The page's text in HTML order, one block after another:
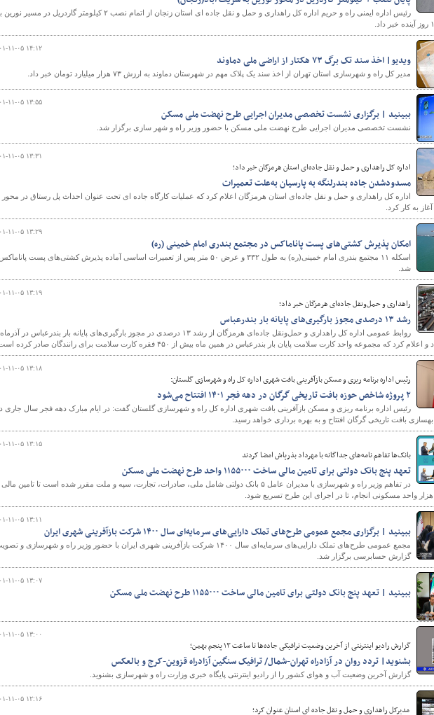
رئیس اداره ایمنی راه و حریم اداره کل راهداری و حمل و نقل جاده ای استان زنجان از اتمام نصب ۲ کیلومتر گاردریل در مسیر
۱۴۰۱-۱۱-۰۵
ویدیو| اخذ سند تک برگ ۷۳ هکتار از اراضی ملی دماوند
مدیر کل راه و شهرسازی استان تهران از اخذ سند یک پلاک مهم در شهرستان دماوند به ارزش ۷۳ هزار میلیارد تومان خبر داد.
۱۴۰۱-۱۱-۰۵
ببینید | برگزاری نشست تخصصی مدیران اجرایی طرح نهضت ملی مسکن
نشست تخصصی مدیران اجرایی طرح نهضت ملی مسکن با حضور وزیر راه و شهر سازی برگزار شد.
۱۴۰۱-۱۱-۰۵
اداره کل راهداری و حمل و نقل جاده‌ای استان هرمزگان خبر داد؛
مسدودشدن جاده بندرلنگه به پارسیان به‌علت تعمیرات
اداره کل راهداری و حمل و نقل جاده‌ای استان هرمزگان اعلام کرد که عملیات کارگاه جاده ای تحت عنوان احداث پل رستاق در محور
به کار کرد.
۱۴۰۱-۱۱-۰۵
امکان پذیرش کشتی‌های پست پاناماکس در مجتمع بندری امام خمینی (ره)
اسکله ۱۱ مجتمع بندری امام خمینی(ره) به طول ۳۳۲ و عرض ۵۰ متر پس از تعمیرات اساسی آماده پذیرش کشتی‌های پست پاناماکس
شد.
۱۴۰۱-۱۱-۰۵
راهداری و حمل‌ونقل جاده‌ای هرمزگان خبر داد؛
رشد ۱۳ درصدی مجوز بارگیری‌های پایانه بار بندرعباس
روابط عمومی اداره کل راهداری و حمل‌ونقل جاده‌ای هرمزگان از رشد ۱۳ درصدی در مجوز بارگیری‌های پایانه بار بندرعباس در آذرماه
که مجموعه واحد کارت سلامت پایان بار بندرعباس در همین ماه بیش از ۴۵۰ فقره کارت سلامت برای رانندگان صادر کرده است.
۱۴۰۱-۱۱-۰۵
رئیس اداره برنامه ریزی و مسکن بازآفرینی بافت شهری اداره کل راه و شهرسازی گلستان:
۲ پروژه شاخص حوزه بافت تاریخی گرگان در دهه فجر ۱۴۰۱ افتتاح می‌شود
رئیس اداره برنامه ریزی و مسکن بازآفرینی بافت شهری اداره کل راه و شهرسازی گلستان گفت: در ایام مبارک دهه فجر سال جاری
بافت تاریخی گرگان افتتاح و به بهره برداری خواهد رسید.
۱۴۰۱-۱۱-۰۵
بانک‌ها تفاهم نامه‌های جداگانه با مهرداد بذرپاش امضا کردند
تعهد پنج بانک دولتی برای تامین مالی ساخت ۱۱۵۵۰۰۰ واحد طرح نهضت ملی مسکن
در تفاهم وزیر راه و شهرسازی با مدیران عامل ۵ بانک دولتی شامل ملی، صادرات، تجارت، سپه و ملت مقرر شده است تا تامین مالی
۱۴۰۱-۱۱-۰۵
ببینید | برگزاری مجمع عمومی طرح‌های تملک دارایی‌های سرمایه‌ای سال ۱۴۰۰ شرکت بازآفرینی شهری ایران
مجمع عمومی طرح‌های تملک دارایی‌های سرمایه‌ای سال ۱۴۰۰ شرکت بازآفرینی شهری ایران با حضور وزیر راه و شهرسازی و
گزارش حسابرسی برگزار شد.
۱۴۰۱-۱۱-۰۵
ببینید | تعهد پنج بانک دولتی برای تامین مالی ساخت ۱۱۵۵۰۰۰ طرح نهضت ملی مسکن
۱۴۰۱-۱۱-۰۵
گزارش رادیو اینترنتی از آخرین وضعیت ترافیکی جاده‌ها تا ساعت ۱۳ پنجم بهمن؛
بشنوید| تردد روان در آزادراه تهران-شمال/ ترافیک سنگین آزادراه قزوین-کرج و بالعکس
گزارش آخرین وضعیت آب و هوای کشور را از رادیو اینترنتی پایگاه خبری وزارت راه و شهرسازی بشنوید.
۱۴۰۱-۱۱-۰۵
مدیرکل راهداری و حمل و نقل جاده ای استان عنوان کرد؛